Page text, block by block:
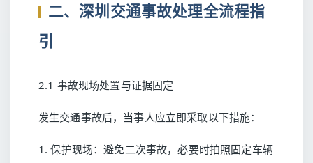
二、深圳交通事故处理全流程指
引
2.1 事故现场处置与证据固定
发生交通事故后，当事人应立即采取以下措施：
1. 保护现场：避免二次事故，必要时拍照固定车辆